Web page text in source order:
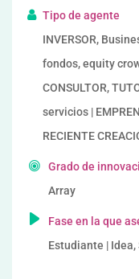
Tipo de agente
INVERSOR,
fondos, equity
CONSULTOR,
servicios |
RECIENTE
Grado de
Array
Fase en la que
Estudiante | Idea,